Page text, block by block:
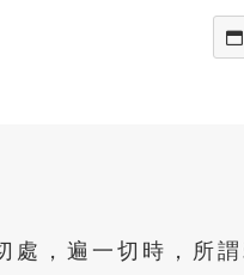
，遍一切時，所